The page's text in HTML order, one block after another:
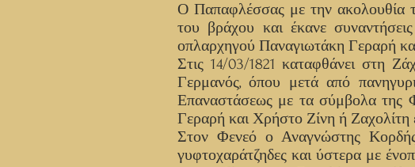
Ο Παπαφλέσσας με την ακολουθία
του βράχου και έκανε
οπλαρχηγού Παναγιωτάκη Γεραρή
Στις 14/03/1821 καταφθάνει στη
Γερμανός, όπου μετά από
Επαναστάσεως με τα σύμβολα της
Γεραρή και Χρήστο Ζίνη ή Ζαχολίτη
Στον Φενεό ο Αναγνώστης
γυφτοχαράτζηδες και ύστερα με